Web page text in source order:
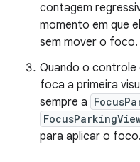
contagem
momento em que
sem mover o foco.
Quando o controle
foca a primeira
sempre a
para aplicar o foco.